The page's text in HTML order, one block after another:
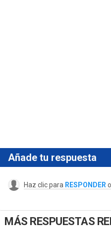
Añade tu respuesta
Haz clic para RESPONDER o
MÁS RESPUESTAS